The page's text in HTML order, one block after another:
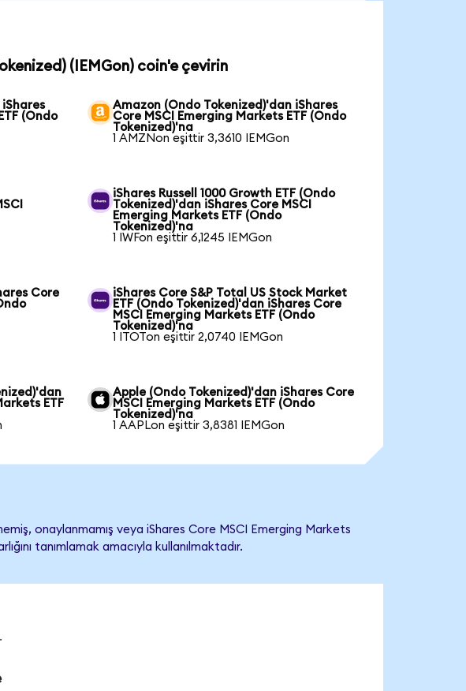
(IEMGon) coin'e çevirin
(Ondo
Amazon (Ondo Tokenized)'dan iShares
Core MSCI Emerging Markets ETF (Ondo
Tokenized)'na
1 AMZNon eşittir 3,3610 IEMGon
iShares Russell 1000 Growth ETF (Ondo
Tokenized)'dan iShares Core MSCI
Emerging Markets ETF (Ondo
Tokenized)'na
1 IWFon eşittir 6,1245 IEMGon
Core
iShares Core S&P Total US Stock Market
ETF (Ondo Tokenized)'dan iShares Core
MSCI Emerging Markets ETF (Ondo
Tokenized)'na
1 ITOTon eşittir 2,0740 IEMGon
ETF
Apple (Ondo Tokenized)'dan iShares Core
MSCI Emerging Markets ETF (Ondo
Tokenized)'na
1 AAPLon eşittir 3,8381 IEMGon
onaylanmamış veya iShares Core MSCI Emerging Markets
tanımlamak amacıyla kullanılmaktadır.